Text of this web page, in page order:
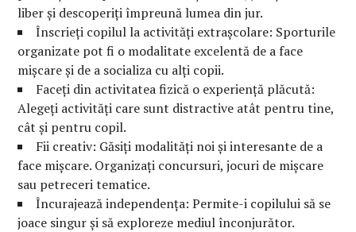
liber și descoperiți împreună lumea din jur.
Înscrieți copilul la activități extrașcolare: Sporturile
organizate pot fi o modalitate excelentă de a face
mișcare și de a socializa cu alți copii.
Faceți din activitatea fizică o experiență plăcută:
Alegeți activități care sunt distractive atât pentru tine,
cât și pentru copil.
Fii creativ: Găsiți modalități noi și interesante de a
face mișcare. Organizați concursuri, jocuri de mișcare
sau petreceri tematice.
Încurajează independența: Permite-i copilului să se
joace singur și să exploreze mediul înconjurător.